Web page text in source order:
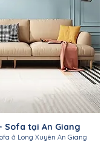
Sofa tại An Giang
ở Long Xuyên An Giang